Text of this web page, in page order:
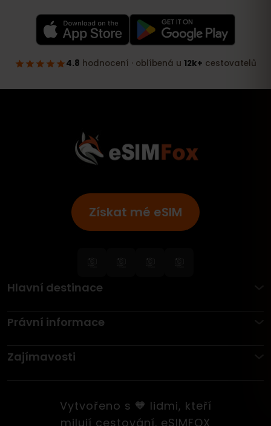
Získat mé eSIM
Hlavní destinace
Právní informace
Zajímavosti
Vytvořeno s 🧡 lidmi, kteří
milují cestování. eSIMFOX